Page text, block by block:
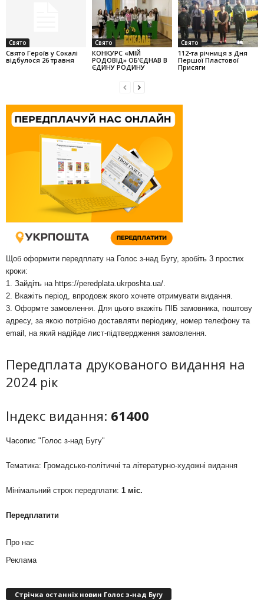
Свято
Свято Героїв у Сокалі
відбулося 26 травня
Свято
КОНКУРС «МІЙ
РОДОВІД» ОБ’ЄДНАВ В
ЄДИНУ РОДИНУ
Свято
112-та річниця з Дня
Першої Пластової
Присяги
Щоб оформити передплату на Голос з-над Бугу, зробіть 3 простих
кроки:
1. Зайдіть на https://peredplata.ukrposhta.ua/
2. Вкажіть період, впродовж якого хочете отримувати видання.
3. Оформте замовлення. Для цього вкажіть ПІБ замовника, поштову
адресу, за якою потрібно доставляти періодику, номер телефону та
email, на який надійде лист-підтвердження замовлення.
Передплата друкованого видання на
2024 рік
Індекс видання: 61400
Часопис "Голос з-над Бугу"
Тематика: Громадсько-політичні та літературно-художні видання
Мінімальний строк передплати: 1 міс.
Передплатити
Про нас
Реклама
Стрічка останніх новин Голос з-над Бугу